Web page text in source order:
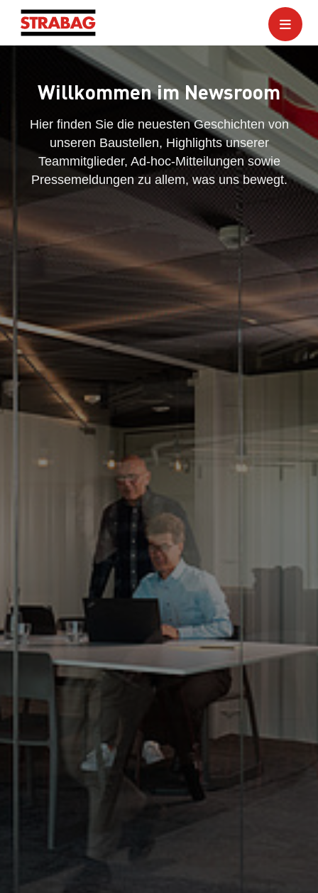
Willkommen im Newsroom
Hier finden Sie die neuesten Geschichten von
unseren Baustellen, Highlights unserer
Teammitglieder, Ad-hoc-Mitteilungen sowie
Pressemeldungen zu allem, was uns bewegt.